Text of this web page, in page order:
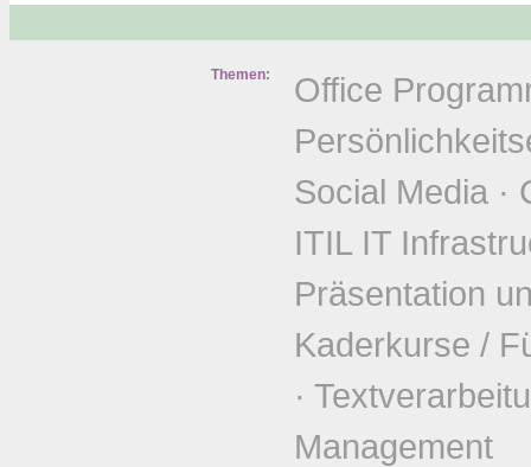
Themen:
Office
Social Media ·
ITIL IT
Präsentation
Kaderkurse /
·
Management